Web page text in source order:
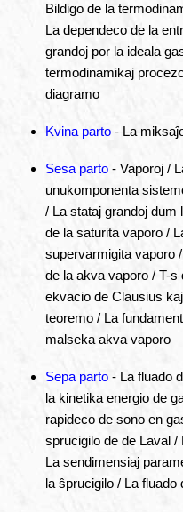
Bildigo de la
La dependeco de la
grandoj por la ideala
termodinamikaj
diagramo
Kvina parto - La
Sesa parto - Vaporoj /
unukomponenta
/ La stataj grandoj dum
de la saturita vaporo /
supervarmigita vaporo
de la akva vaporo / T-s
ekvacio de Clausius
teoremo / La
malseka akva vaporo
Sepa parto - La fluado
la kinetika energio de
rapideco de sono en
sprucigilo de de Laval
La sendimensiaj
la ŝprucigilo / La fluado